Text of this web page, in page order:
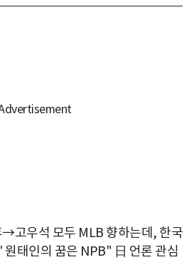
고우석 모두 MLB 향하는데, 한국
원태인의 꿈은 NPB" 日 언론 관심